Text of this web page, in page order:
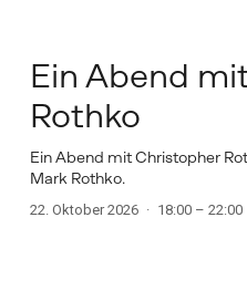
Ein Abend
Rothko
Ein Abend mit Christopher
Mark Rothko.
22. Oktober 2026 18:00 – 22:00